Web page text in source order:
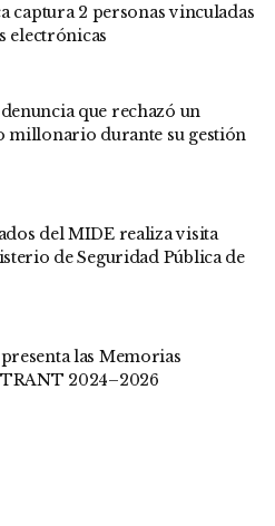
captura 2 personas vinculadas
electrónicas
que rechazó un
millonario durante su gestión
del MIDE realiza visita
de Seguridad Pública de
las Memorias
2024–2026